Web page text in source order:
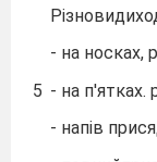
5
- на носках,
- на п'ятках.
- напів